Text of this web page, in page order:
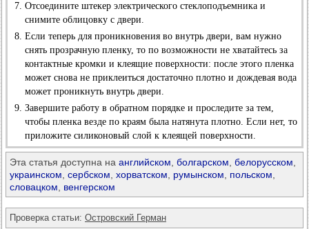
Отсоедините штекер электрического стеклоподъемника и
снимите облицовку с двери.
Если теперь для проникновения во внутрь двери, вам нужно
снять прозрачную пленку, то по возможности не хватайтесь за
контактные кромки и клеящие поверхности: после этого пленка
может снова не приклеиться достаточно плотно и дождевая вода
может проникнуть внутрь двери.
Завершите работу в обратном порядке и проследите за тем,
чтобы пленка везде по краям была натянута плотно. Если нет, то
приложите силиконовый слой к клеящей поверхности.
Эта статья доступна на английском болгарском белорусском
украинском сербском хорватском румынском польском
словацком
венгерском
Проверка статьи: Островский Герман